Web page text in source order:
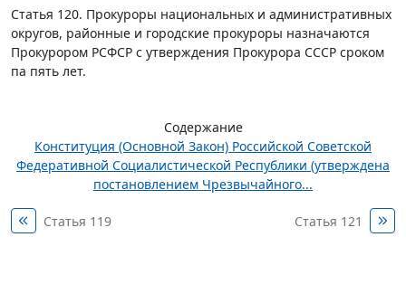
Статья 120. Прокуроры национальных и административных
округов, районные и городские прокуроры назначаются
Прокурором РСФСР с утверждения Прокурора СССР сроком
па пять лет.
Содержание
Конституция (Основной Закон) Российской Советской
Федеративной Социалистической Республики (утверждена
постановлением Чрезвычайного...
Статья 119 Статья 121